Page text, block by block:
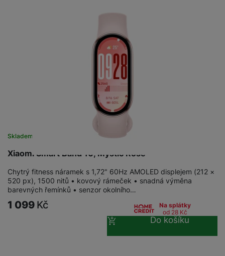
Xiaomi Smart Band 10, Mystic Rose
Skladem
Chytrý fitness náramek s 1,72" 60Hz AMOLED displejem (212 ×
520 px), 1500 nitů • kovový rámeček • snadná výměna
barevných řemínků • senzor okolního…
1 099 Kč
Na splátky
od 28 Kč
Do košíku